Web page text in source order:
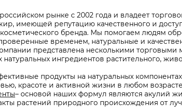
рынке с 2002 года и владеет
имеющей репутацию качественного и
бренда. Мы помогаем людям
временем, натуральные и
представлена несколькими торговыми
ингредиентов растительного,
продукты на натуральных
красоте и активной жизни в любом
– основой наших формул являются акулий
растений природного происхождения от